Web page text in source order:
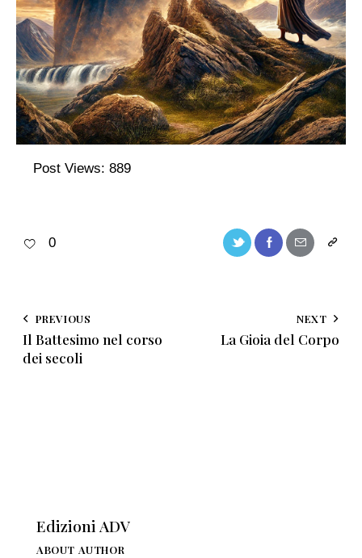
Post Views: 889
0
PREVIOUS
Il Battesimo nel corso
dei secoli
NEXT
La Gioia del Corpo
Edizioni ADV
ABOUT AUTHOR